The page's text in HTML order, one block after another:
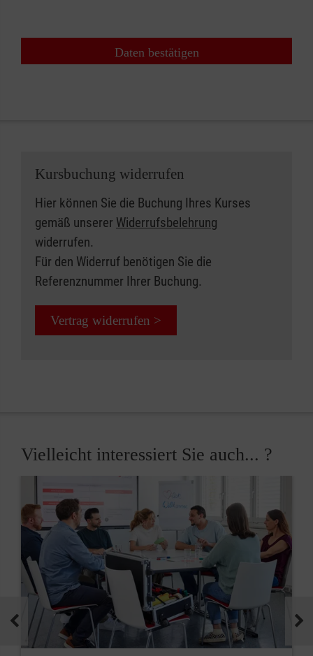
Daten bestätigen
Kursbuchung widerrufen
Hier können Sie die Buchung Ihres Kurses
gemäß unserer Widerrufsbelehrung
widerrufen.
Für den Widerruf benötigen Sie die
Referenznummer Ihrer Buchung.
Vertrag widerrufen >
Vielleicht interessiert Sie auch... ?